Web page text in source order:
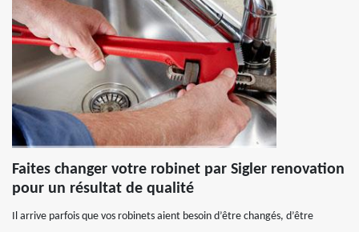
Faites changer votre robinet par Sigler renovation
pour un résultat de qualité
Il arrive parfois que vos robinets aient besoin d’être changés, d’être